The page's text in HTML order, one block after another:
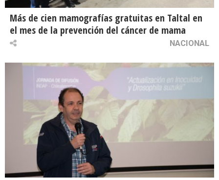
Más de cien mamografías gratuitas en Taltal en
el mes de la prevención del cáncer de mama
NACIONAL